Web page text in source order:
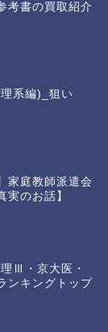
考書の買取紹介
系編)_狙い
家庭教師派遣会
実のお話】
Ⅲ・京大医・
ンキングトップ